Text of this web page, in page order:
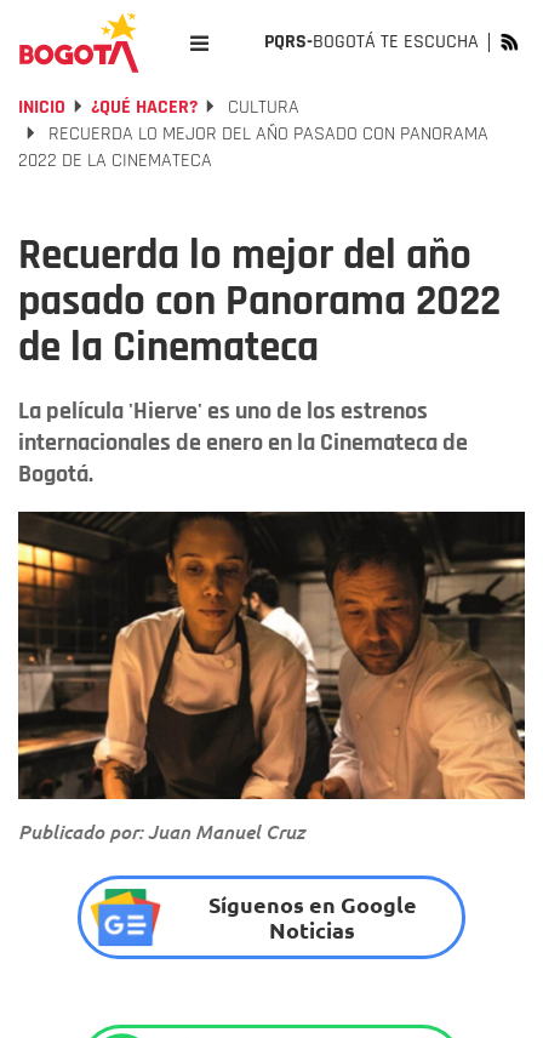
PQRS-BOGOTÁ TE ESCUCHA
INICIO ¿QUÉ HACER?
CULTURA
RECUERDA LO MEJOR DEL AÑO PASADO CON PANORAMA
2022 DE LA CINEMATECA
Recuerda lo mejor del año
pasado con Panorama 2022
de la Cinemateca
La película 'Hierve' es uno de los estrenos
internacionales de enero en la Cinemateca de
Bogotá.
Publicado por: Juan Manuel Cruz
Síguenos en Google
Noticias